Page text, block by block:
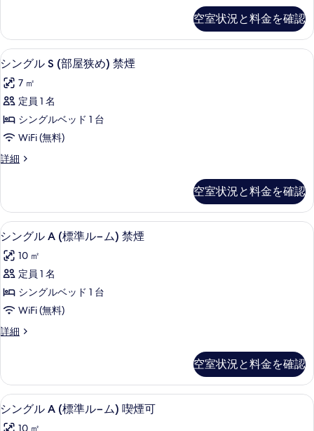
表
示
す
る
ル)
喫
煙
可
の
す
べ
て
真
を
表
示
す
る
B
(セ
ミ
ブ
ル)
煙
可
詳
空室状況と料金を確認
シ
ン
グ
ル
S
(部
屋
め)
禁
煙
の
す
べ
て
の
を
表
示
デスク、遮光カーテン、WiFi (無料)
13
シングル S (部屋狭め) 禁煙
7 ㎡
定員 1 名
シングルベッド 1 台
WiFi (無料)
詳細
シ
S
(部
屋
め)
禁
の
詳
空室状況と料金を確認
シ
ン
グ
ル
A
(標
準
−ム)
禁
煙
デスク、遮光カーテン、WiFi (無料)
16
シングル A (標準ル−ム) 禁煙
10 ㎡
定員 1 名
シングルベッド 1 台
WiFi (無料)
詳細
シ
A
(標
準
空室状況と料金を確認
シ
ン
デスク、遮光カーテン、WiFi (無料)
15
シングル A (標準ル−ム) 喫煙可
10 ㎡